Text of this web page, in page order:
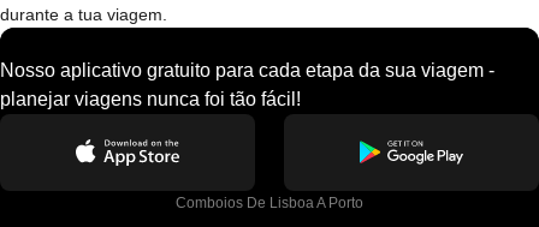
durante a tua viagem.
Nosso aplicativo gratuito para cada etapa da sua viagem -
planejar viagens nunca foi tão fácil!
Comboios De Lisboa A Porto